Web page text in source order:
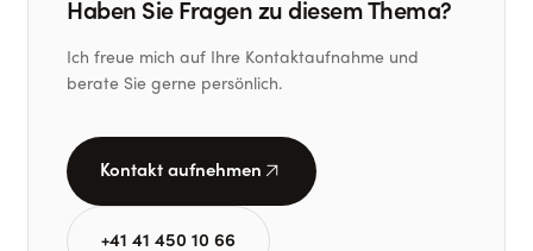
Haben Sie Fragen zu diesem Thema?
Ich freue mich auf Ihre Kontaktaufnahme und
berate Sie gerne persönlich.
Kontakt aufnehmen arrow_outward
+41 41 450 10 66